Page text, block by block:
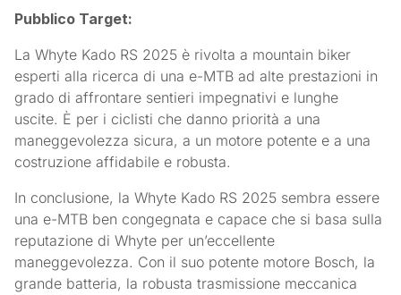
Pubblico Target:
La Whyte Kado RS 2025 è rivolta a mountain biker
esperti alla ricerca di una e-MTB ad alte prestazioni in
grado di affrontare sentieri impegnativi e lunghe
uscite. È per i ciclisti che danno priorità a una
maneggevolezza sicura, a un motore potente e a una
costruzione affidabile e robusta.
In conclusione, la Whyte Kado RS 2025 sembra essere
una e-MTB ben congegnata e capace che si basa sulla
reputazione di Whyte per un’eccellente
maneggevolezza. Con il suo potente motore Bosch, la
grande batteria, la robusta trasmissione meccanica